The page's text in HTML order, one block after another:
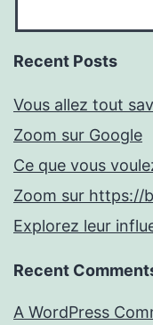
Recent Posts
Vous allez tout
Zoom sur Google
Ce que vous
Zoom sur https://
Explorez leur
Recent
A WordPress